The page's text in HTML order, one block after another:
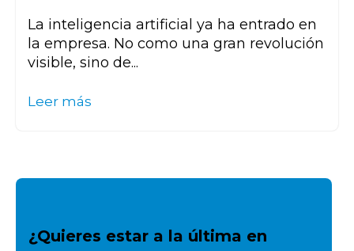
La inteligencia artificial ya ha entrado en
la empresa. No como una gran revolución
visible, sino de...
Leer más
¿Quieres estar a la última en